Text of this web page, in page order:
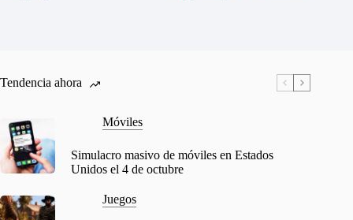
Tendencia ahora
Móviles
Simulacro masivo de móviles en Estados
Unidos el 4 de octubre
Juegos